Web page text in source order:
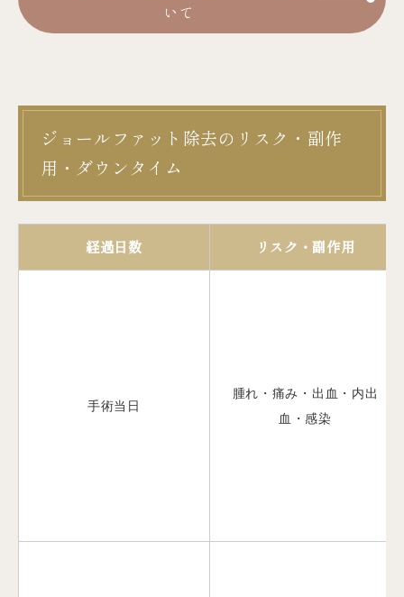
いて
ジョールファット除去のリスク・副作
用・ダウンタイム
経過日数 リスク・副作用
手術当日
腫れ・痛み・出血・内出
血・感染